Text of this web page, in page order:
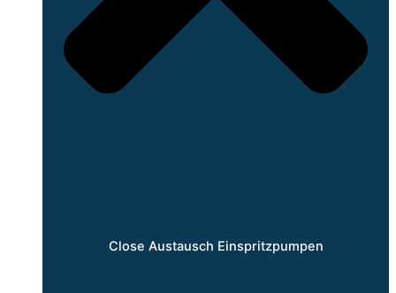
Close Austausch Einspritzpumpen